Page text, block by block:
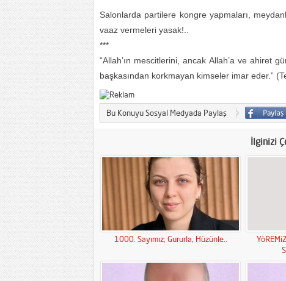
Salonlarda partilere kongre yapmaları,
vaaz vermeleri yasak!..
***
“Allah’ın mescitlerini, ancak Allah’a ve ahiret
başkasından korkmayan kimseler imar eder.”
Bu Konuyu Sosyal Medyada Paylaş
İlginizi
1000. Sayımız; Gururla, Hüzünle..